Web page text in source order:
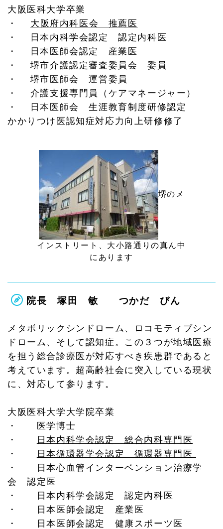
大阪医科大学卒業
・ 大阪府内科医会 推薦医
・ 日本内科学会認定 認定内科医
・ 日本医師会認定 産業医
・ 堺市介護認定審査委員会 委員
・ 堺市医師会 運営委員
・ 介護支援専門員（ケアマネージャー）
・ 日本医師会 生涯教育制度研修認定
かかりつけ医認知症対応力向上研修修了
堺のメ
インストリート、大小路通りの真ん中
にあります
院長 塚田 敏 つかだ びん
メタボリックシンドローム、ロコモティブシン
ドローム、そして認知症。この３つが地域医療
を担う総合診療医が対応すべき疾患群であると
考えています。超高齢社会に突入している現状
に、対応して参ります。
大阪医科大学大学院卒業
・ 医学博士
・
日本内科学会認定 総合内科専門医
・
日本循環器学会認定 循環器専門医
・
日本心血管インターベンション治療学
会 認定医
・ 日本内科学会認定 認定内科医
・ 日本医師会認定 産業医
・ 日本医師会認定 健康スポーツ医